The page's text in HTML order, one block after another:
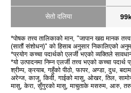
सेतो दलिया
*पोषक तत्त्व तालिकाको मान, "जापान खद्य मानक
(सातौं संशोधन)" को हिसाब अनुसार निकालिएको
*प्रयोग कच्चा पदार्थको एलर्जी भएको व्यक्तिले
*यो उत्पादनमा निम्न एलर्जी तत्त्व भएको कच्चा पदार्थ
श्रीम्प, क्रयाब, गहुँको पीठो, फापर, अण्डा, दुध,
अरेन्ज, काजू, किवी, गाईको मासु, ओखर, तिल,
मासु, केरा, सुँगुरको मासु, माचुताके मसरुम, आरु,